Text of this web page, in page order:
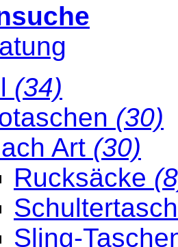
(34)
(30)
Art (30)
Rucksäcke
Sling-